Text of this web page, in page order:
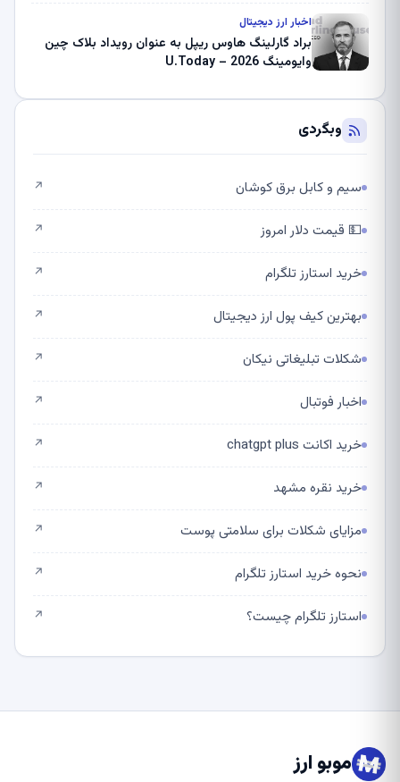
اخبار ارز دیجیتال
براد گارلینگ هاوس ریپل به عنوان رویداد بلاک چین
وایومینگ 2026 – U.Today
وبگردی
سیم و کابل برق کوشان ↗
💵 قیمت دلار امروز ↗
خرید استارز تلگرام ↗
بهترین کیف پول ارز دیجیتال ↗
شکلات تبلیغاتی نیکان ↗
اخبار فوتبال ↗
خرید اکانت chatgpt plus ↗
خرید نقره مشهد ↗
مزایای شکلات برای سلامتی پوست ↗
نحوه خرید استارز تلگرام ↗
استارز تلگرام چیست؟ ↗
موبو ارز